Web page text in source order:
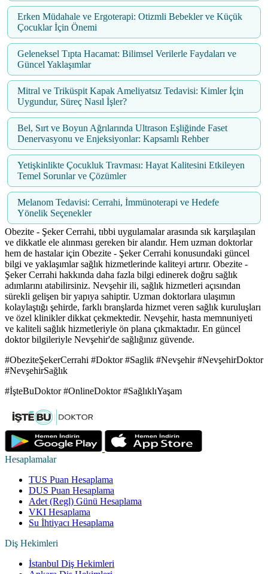
Erken Müdahale ve Ergoterapi: Otizmli Bebekler ve Küçük
Çocuklar İçin Önemi
Geleneksel Tıpta Hacamat: Bilimsel Verilerle Faydaları ve
Güncel Yaklaşımlar
Mitral ve Triküspit Kapak Ameliyatsız Tedavisi: Kimler İçin
Uygundur, Süreç Nasıl İşler?
Bel, Sırt ve Boyun Ağrılarında Ultrason Eşliğinde Faset
Denervasyonu ve Enjeksiyonlar: Kapsamlı Rehber
Yetişkinlikte Çocukluk Travması: Hayat Kalitesini Etkileyen
Temel Sorunlar ve Çözümler
Melanom Tedavisi: Cerrahi, İmmünoterapi ve Hedefe
Yönelik Seçenekler
Obezite - Şeker Cerrahi, tıbbi uygulamalar arasında sık karşılaşılan
ve dikkatle ele alınması gereken bir alandır. Hem uzman doktorlar
hem de hastalar için Obezite - Şeker Cerrahi konusundaki güncel
bilgi ve yaklaşımlar sağlık hizmetlerinde kaliteyi artırır. Obezite -
Şeker Cerrahi hakkında daha fazla bilgi edinerek doğru sağlık
adımlarını atabilirsiniz. Nevşehir ili, sağlık hizmetleri açısından
sürekli gelişen bir yapıya sahiptir. Uzman doktorlara ulaşımın
kolaylaştığı şehirde, farklı branşlarda hizmet veren sağlık kuruluşları
ve özel klinikler dikkat çekmektedir. Nevşehir, hasta memnuniyeti
ve kaliteli sağlık hizmetleriyle ön plana çıkmaktadır. En güncel
doktor bilgileriyle Nevşehir'de sağlığınız güvende.
#ObeziteŞekerCerrahi #Doktor #Saglik #Nevşehir #NevşehirDoktor
#NevşehirSağlık
#İşteBuDoktor #OnlineDoktor #SağlıklıYaşam
Hesaplamalar
TUS Puan Hesaplama
DUS Puan Hesaplama
Adet (Regl) Günü Hesaplama
VKI Hesaplama
Su İhtiyacı Hesaplama
Diş Hekimleri
İstanbul Diş Hekimleri